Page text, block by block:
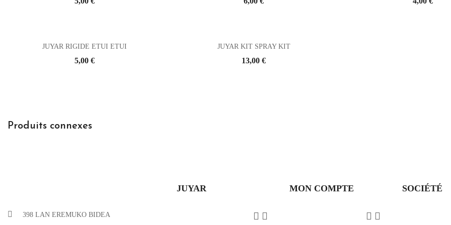
JUYAR RIGIDE ETUI ETUI
Prix
5,00 €
JUYAR KIT SPRAY KIT
Prix
13,00 €
Produits connexes
398 LAN EREMUKO BIDEA
JUYAR
 
MON COMPTE
 
SOCIÉTÉ